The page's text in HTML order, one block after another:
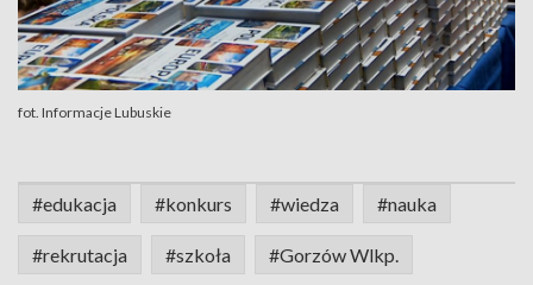
fot. Informacje Lubuskie
#edukacja #konkurs #wiedza #nauka
#rekrutacja #szkoła #Gorzów Wlkp.